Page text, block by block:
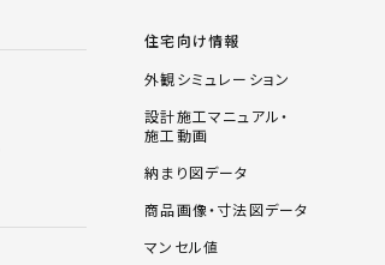
住宅向け情報
外観シミュレーション
設計施工マニュアル・
施工動画
納まり図データ
商品画像・寸法図データ
マンセル値